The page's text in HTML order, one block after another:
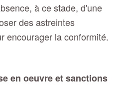
à ce stade, d'une
des astreintes
encourager la conformité.
en oeuvre et sanctions